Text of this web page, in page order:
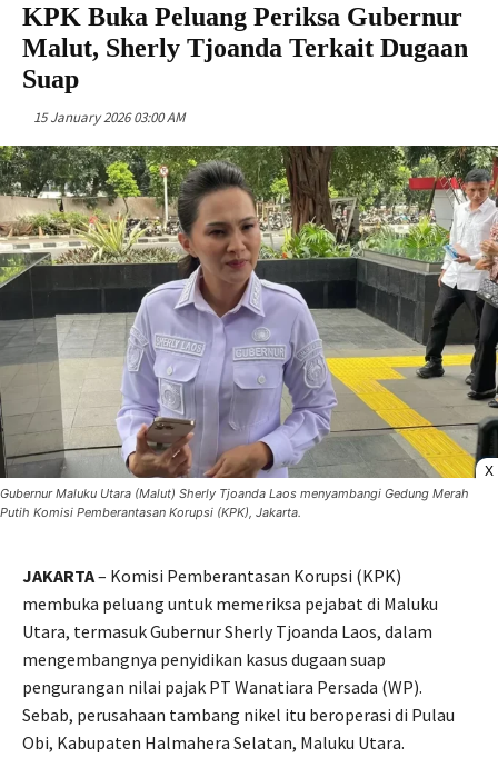
KPK Buka Peluang Periksa Gubernur
Malut, Sherly Tjoanda Terkait Dugaan
Suap
15 January 2026 03:00 AM
X
Gubernur Maluku Utara (Malut) Sherly Tjoanda Laos menyambangi Gedung Merah
Putih Komisi Pemberantasan Korupsi (KPK), Jakarta.
JAKARTA– Komisi Pemberantasan Korupsi (KPK)
membuka peluang untuk memeriksa pejabat di Maluku
Utara, termasuk Gubernur Sherly Tjoanda Laos, dalam
mengembangnya penyidikan kasus dugaan suap
pengurangan nilai pajak PT Wanatiara Persada (WP).
Sebab, perusahaan tambang nikel itu beroperasi di Pulau
Obi, Kabupaten Halmahera Selatan, Maluku Utara.